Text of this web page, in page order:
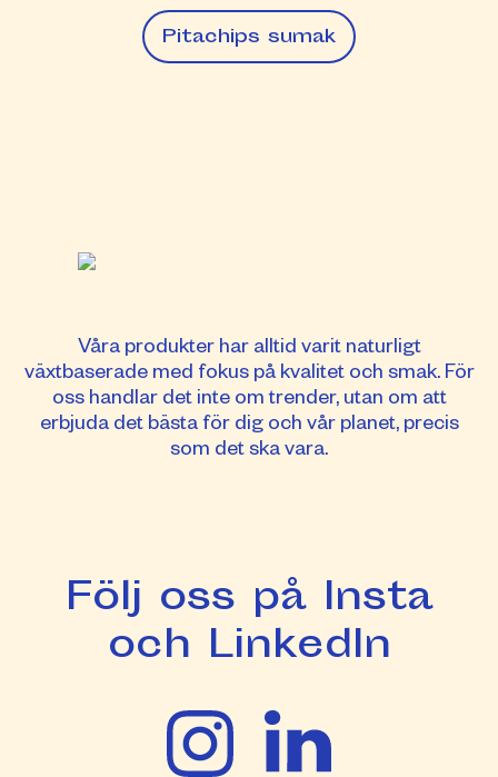
Våra produkter har alltid varit naturligt
växtbaserade med fokus på kvalitet och smak. För
oss handlar det inte om trender, utan om att
erbjuda det bästa för dig och vår planet, precis
som det ska vara.
Följ oss på Insta
och LinkedIn